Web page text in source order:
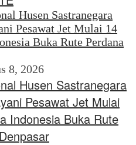
8, 2026
Husen Sastranegara
Pesawat Jet Mulai
Indonesia Buka Rute